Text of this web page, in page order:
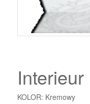
KOLOR: Kremowy